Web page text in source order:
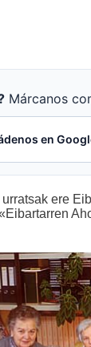
Márcanos
en
ere